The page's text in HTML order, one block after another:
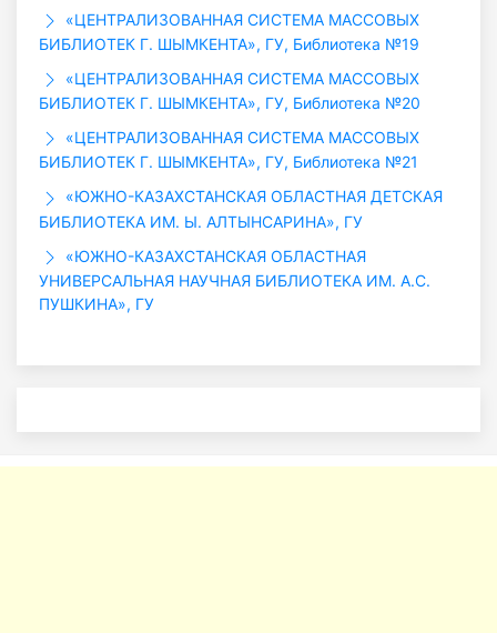
«ЦЕНТРАЛИЗОВАННАЯ СИСТЕМА МАССОВЫХ
БИБЛИОТЕК Г. ШЫМКЕНТА», ГУ, Библиотека №19
«ЦЕНТРАЛИЗОВАННАЯ СИСТЕМА МАССОВЫХ
БИБЛИОТЕК Г. ШЫМКЕНТА», ГУ, Библиотека №20
«ЦЕНТРАЛИЗОВАННАЯ СИСТЕМА МАССОВЫХ
БИБЛИОТЕК Г. ШЫМКЕНТА», ГУ, Библиотека №21
«ЮЖНО-КАЗАХСТАНСКАЯ ОБЛАСТНАЯ ДЕТСКАЯ
БИБЛИОТЕКА ИМ. Ы. АЛТЫНСАРИНА», ГУ
«ЮЖНО-КАЗАХСТАНСКАЯ ОБЛАСТНАЯ
УНИВЕРСАЛЬНАЯ НАУЧНАЯ БИБЛИОТЕКА ИМ. А.С.
ПУШКИНА», ГУ